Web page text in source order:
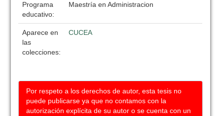
Programa
educativo:
Maestría en Administracion
Aparece en
las
colecciones:
CUCEA
Por respeto a los derechos de autor, esta tesis no
puede publicarse ya que no contamos con la
autorización explícita de su autor o se cuenta con un